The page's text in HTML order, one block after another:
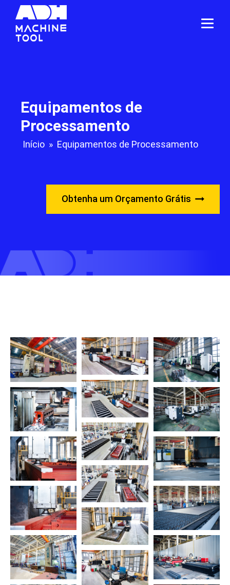
Equipamentos de
Processamento
Início » Equipamentos de Processamento
Obtenha um Orçamento Grátis